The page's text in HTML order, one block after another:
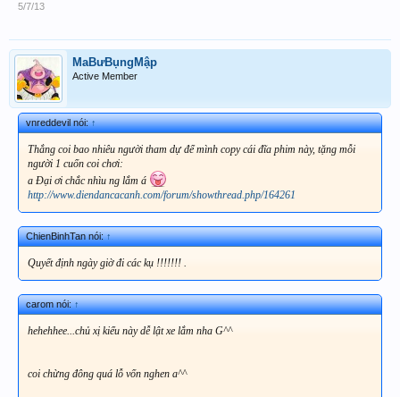
5/7/13
MaBưBụngMập
Active Member
vnreddevil nói:↑
Thắng coi bao nhiêu người tham dự để mình copy cái đĩa phim này, tặng mỗi
người 1 cuốn coi chơi:
a Đại ơi chắc nhìu ng lắm á
http://www.diendancacanh.com/forum/showthread.php/164261
ChienBinhTan nói:↑
Quyết định ngày giờ đi các kụ !!!!!!! .
carom nói:↑
hehehhee...chủ xị kiểu này dễ lật xe lắm nha G^^
coi chừng đông quá lỗ vốn nghen a^^